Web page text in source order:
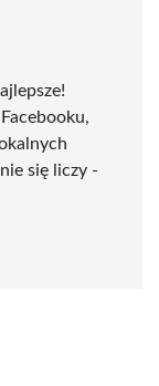
się liczy -